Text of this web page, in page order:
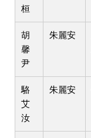
桓
胡
馨
尹
朱麗安
駱
艾
汝
朱麗安